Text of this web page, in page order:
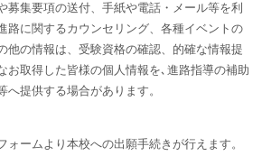
募集要項の送付、手紙や電話・メール等を利
路に関するカウンセリング、各種イベントの
他の情報は、受験資格の確認、的確な情報提
お取得した皆様の個人情報を､進路指導の補助
提供する場合があります。
ォームより本校への出願手続きが行えます。